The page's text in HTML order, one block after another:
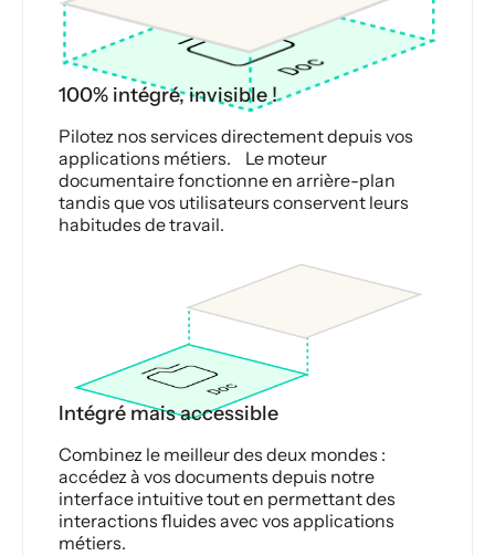
100% intégré, invisible !
Pilotez nos services directement depuis vos
applications métiers. Le moteur
documentaire fonctionne en arrière-plan
tandis que vos utilisateurs conservent leurs
habitudes de travail.
Intégré mais accessible
Combinez le meilleur des deux mondes :
accédez à vos documents depuis notre
interface intuitive tout en permettant des
interactions fluides avec vos applications
métiers.